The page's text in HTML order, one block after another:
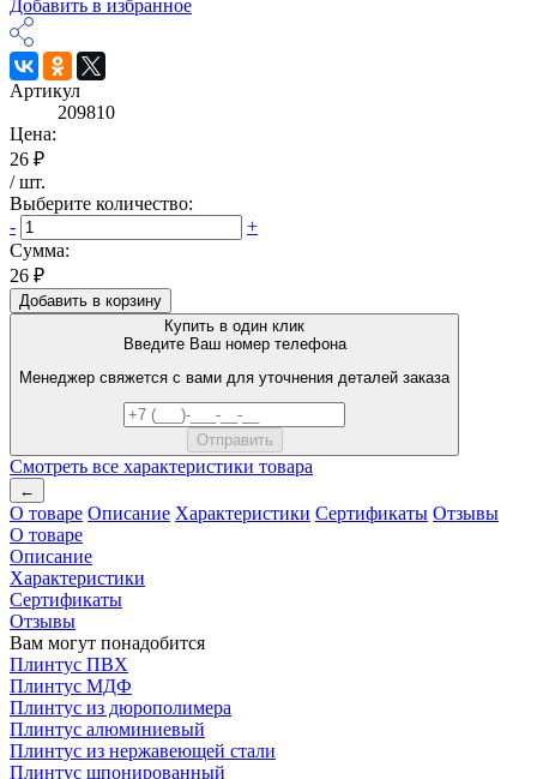
Добавить в избранное
Артикул
209810
Цена:
26 ₽
/шт.
Выберите количество:
-
+
Сумма:
26 ₽
Добавить в корзину
Купить в один клик
Введите Ваш номер телефона
Менеджер свяжется с вами для уточнения деталей заказа
Смотреть все характеристики товара
←
О товаре Описание Характеристики Сертификаты Отзывы
О товаре
Описание
Характеристики
Сертификаты
Отзывы
Вам могут понадобится
Плинтус ПВХ
Плинтус МДФ
Плинтус из дюрополимера
Плинтус алюминиевый
Плинтус из нержавеющей стали
Плинтус шпонированный